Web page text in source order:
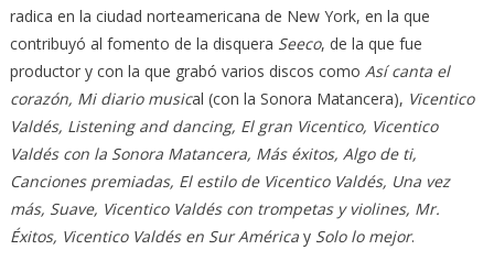
radica en la ciudad norteamericana de New York, en la que
contribuyó al fomento de la disquera Seeco, de la que fue
productor y con la que grabó varios discos como Así canta el
corazón, Mi diario musical (con la Sonora Matancera), Vicentico
Valdés, Listening and dancing, El gran Vicentico, Vicentico
Valdés con la Sonora Matancera, Más éxitos, Algo de ti,
Canciones premiadas, El estilo de Vicentico Valdés, Una vez
más, Suave, Vicentico Valdés con trompetas y violines, Mr.
Éxitos, Vicentico Valdés en Sur América ySolo lo mejor.